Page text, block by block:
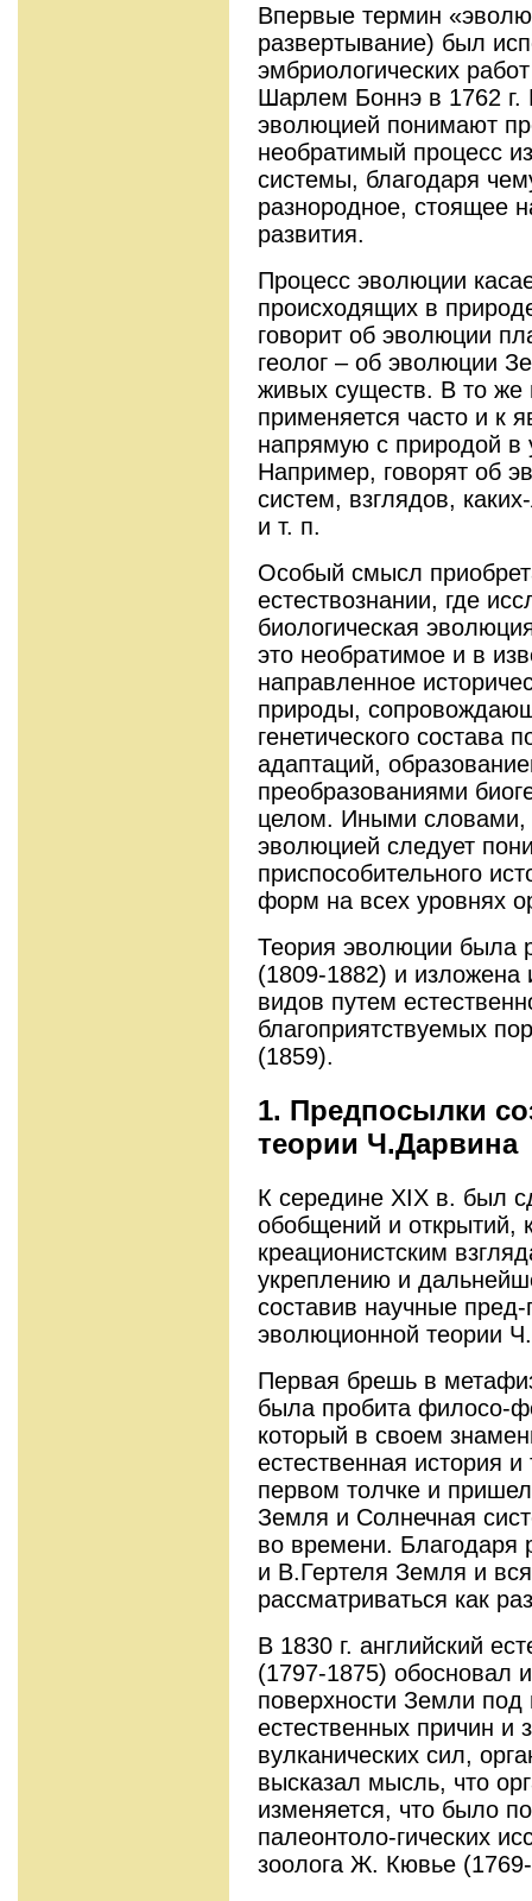
Впервые термин
развертывание) был
эмбриологических
Шарлем Боннэ в 1762
эволюцией понимают
необратимый процесс
системы, благодаря
разнородное, стоящее
развития.
Процесс эволюции
происходящих в
говорит об эволюции
геолог – об эволюции
живых существ. В то
применяется часто и к
напрямую с природой в
Например, говорят об
систем, взглядов,
и т. п.
Особый смысл
естествознании, где
биологическая
это необратимое и в
направленное
природы,
генетического
адаптаций,
преобразованиями
целом. Иными словами,
эволюцией следует
приспособительного
форм на всех уровнях
Теория эволюции была
(1809-1882) и изложена
видов путем
благоприятствуемых
(1859).
1. Предпосылки
теории Ч.Дарвина
К середине XIX в. был
обобщений и открытий,
креационистским
укреплению и
составив научные
эволюционной теории
Первая брешь в
была пробита филосо-
который в своем
естественная история
первом толчке и
Земля и Солнечная
во времени. Благодаря
и В.Гертеля Земля и
рассматриваться как
В 1830 г. английский
(1797-1875) обосновал
поверхности Земли
естественных причин и
вулканических сил,
высказал мысль, что
изменяется, что было
палеонтоло-гических
зоолога Ж. Кювье